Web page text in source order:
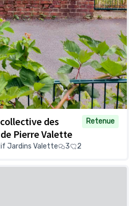
des
Pierre Valette
Retenue
Jardins Valette 3 2